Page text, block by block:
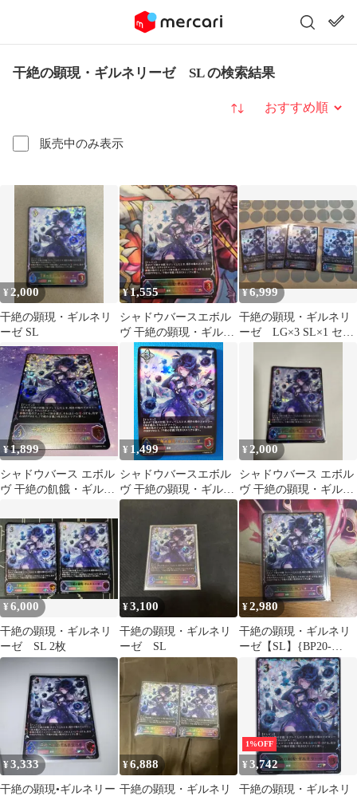
干絶の顕現・ギルネリーゼ SL の検索結果
販売中のみ表示
並び替え
¥ 2,000
干絶の顕現・ギルネリ
ーゼ SL
¥1,555
シャドウバースエボル
ヴ 干絶の顕現・ギルネ
リーゼ SL
¥6,999
干絶の顕現・ギルネリ
ーゼ LG×3 SL×1 セッ
¥1,899
シャドウバース エボル
ヴ 干絶の飢餓・ギルネ
¥ 1,499
シャドウバースエボル
ヴ 干絶の顕現・ギルネ
リーゼ SL BP20-SL31
¥ 2,000
シャドウバース エボル
ヴ 干絶の顕現・ギルネ
リーゼ SL
¥6,000
干絶の顕現・ギルネリ
ーゼ SL 2枚
¥3,100
干絶の顕現・ギルネリ
ーゼ SL
¥2,980
干絶の顕現・ギルネリ
ーゼ【SL】{BP20-
SL31}《ニュートラ
ル》
¥3,333
干絶の顕現•ギルネリー
¥6,888
干絶の顕現・ギルネリ
1%OFF
¥3,742
干絶の顕現・ギルネリ